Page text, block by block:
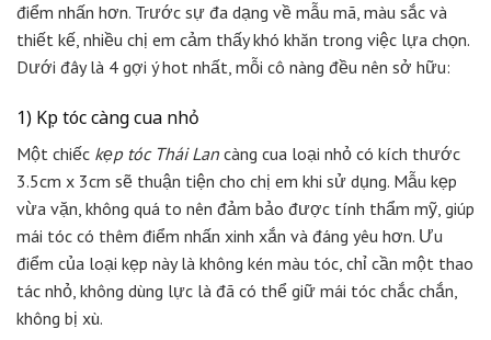
điểm nhấn hơn. Trước sự đa dạng về mẫu mã, màu sắc và
thiết kế, nhiều chị em cảm thấy khó khăn trong việc lựa chọn.
Dưới đây là 4 gợi ý hot nhất, mỗi cô nàng đều nên sở hữu:
1) Kẹp tóc càng cua nhỏ
Một chiếc kẹp tóc Thái Lan càng cua loại nhỏ có kích thước
3.5cm x 3cm sẽ thuận tiện cho chị em khi sử dụng. Mẫu kẹp
vừa vặn, không quá to nên đảm bảo được tính thẩm mỹ, giúp
mái tóc có thêm điểm nhấn xinh xắn và đáng yêu hơn. Ưu
điểm của loại kẹp này là không kén màu tóc, chỉ cần một thao
tác nhỏ, không dùng lực là đã có thể giữ mái tóc chắc chắn,
không bị xù.